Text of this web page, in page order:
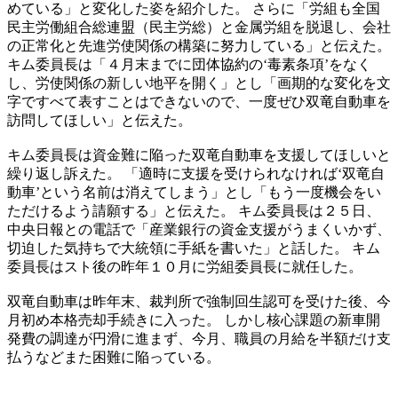
めている」と変化した姿を紹介した。 さらに「労組も全国
民主労働組合総連盟（民主労総）と金属労組を脱退し、会社
の正常化と先進労使関係の構築に努力している」と伝えた。
キム委員長は「４月末までに団体協約の‘毒素条項’をなく
し、労使関係の新しい地平を開く」とし「画期的な変化を文
字ですべて表すことはできないので、一度ぜひ双竜自動車を
訪問してほしい」と伝えた。
キム委員長は資金難に陥った双竜自動車を支援してほしいと
繰り返し訴えた。 「適時に支援を受けられなければ‘双竜自
動車’という名前は消えてしまう」とし「もう一度機会をい
ただけるよう請願する」と伝えた。 キム委員長は２５日、
中央日報との電話で「産業銀行の資金支援がうまくいかず、
切迫した気持ちで大統領に手紙を書いた」と話した。 キム
委員長はスト後の昨年１０月に労組委員長に就任した。
双竜自動車は昨年末、裁判所で強制回生認可を受けた後、今
月初め本格売却手続きに入った。 しかし核心課題の新車開
発費の調達が円滑に進まず、今月、職員の月給を半額だけ支
払うなどまた困難に陥っている。